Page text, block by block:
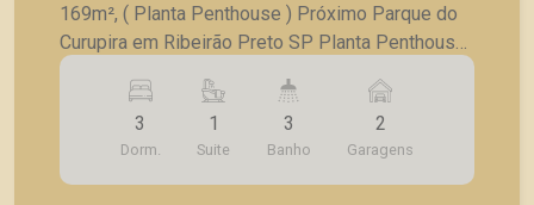
169m², ( Planta Penthouse ) Próximo Parque do
Curupira em Ribeirão Preto SP Planta Penthouse
- 03 Quartos amplos, sendo 01 Suíte - Sala ampla
com cozinha americana - Varanda gourmet -
Banheiro social - Lavabo - Lavanderia separada -
Lazer completo - 02 vaga de garagem Um dos
projetos imobiliários mais aguardados pelo
3
Dorm.
1
Suite
3
Banho
2
Garagens